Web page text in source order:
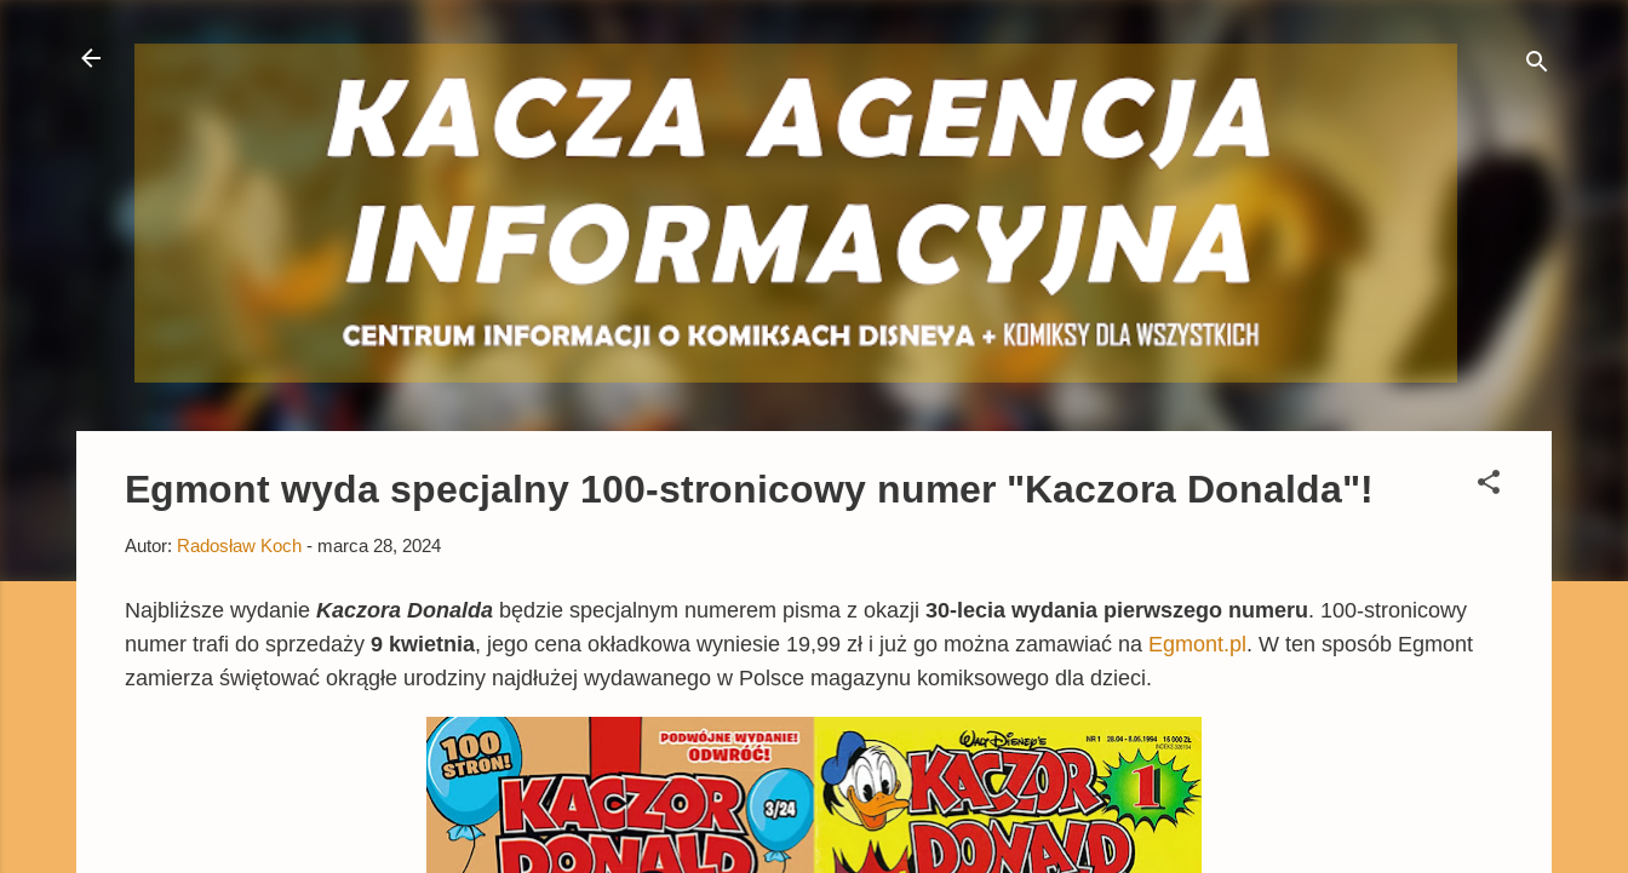
Egmont wyda specjalny 100-stronicowy numer "Kaczora Donalda"!
Autor: Radosław Koch - marca 28, 2024
Najbliższe wydanie Kaczora Donalda będzie specjalnym numerem pisma z okazji 30-lecia wydania pierwszego numeru. 100-stronicowy
numer trafi do sprzedaży 9 kwietnia, jego cena okładkowa wyniesie 19,99 zł i już go można zamawiać na Egmont.pl. W ten sposób Egmont
zamierza świętować okrągłe urodziny najdłużej wydawanego w Polsce magazynu komiksowego dla dzieci.